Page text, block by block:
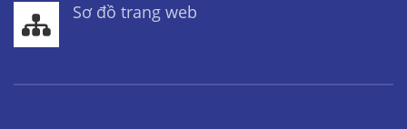
Sơ đồ trang web